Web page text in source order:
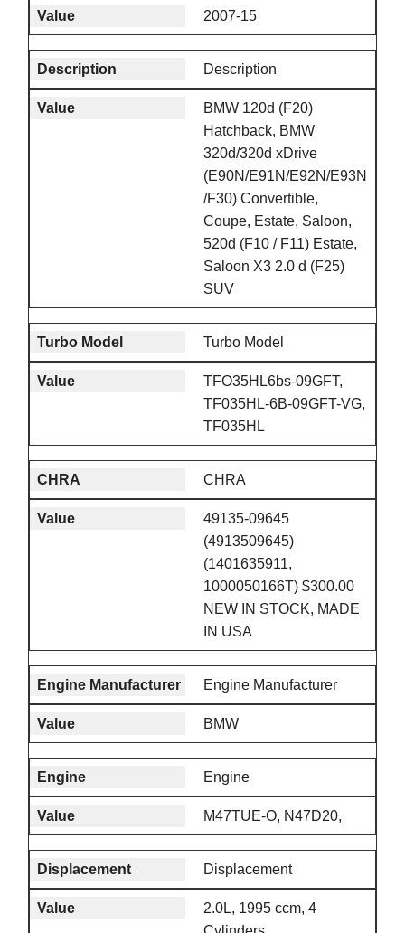
2007-15
Description
BMW 120d (F20)
Hatchback, BMW
320d/320d xDrive
(E90N/E91N/E92N/E93N
/F30) Convertible,
Coupe, Estate, Saloon,
520d (F10 / F11) Estate,
Saloon X3 2.0 d (F25)
SUV
Turbo Model
TFO35HL6bs-09GFT,
TF035HL-6B-09GFT-VG,
TF035HL
CHRA
49135-09645
(4913509645)
(1401635911,
1000050166T) $300.00
NEW IN STOCK, MADE
IN USA
Engine Manufacturer
BMW
Engine
M47TUE-O, N47D20,
Displacement
2.0L, 1995 ccm, 4